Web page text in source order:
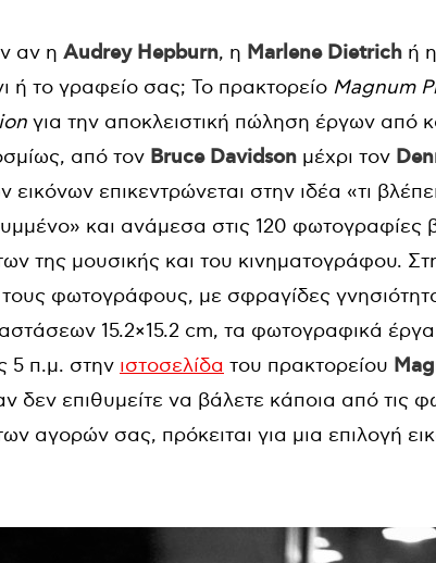
αν η Audrey Hepburn, η Marlene Dietrich ή η
ή το γραφείο σας; Το πρακτορείο Magnum
για την αποκλειστική πώληση έργων από
από τον Bruce Davidson μέχρι τον
εικόνων επικεντρώνεται στην ιδέα «τι
και ανάμεσα στις 120 φωτογραφίες
της μουσικής και του κινηματογράφου.
φωτογράφους, με σφραγίδες
15.2×15.2 cm, τα φωτογραφικά έργα
5 π.μ. στην ιστοσελίδα του πρακτορείου
δεν επιθυμείτε να βάλετε κάποια από τις
αγορών σας, πρόκειται για μια επιλογή